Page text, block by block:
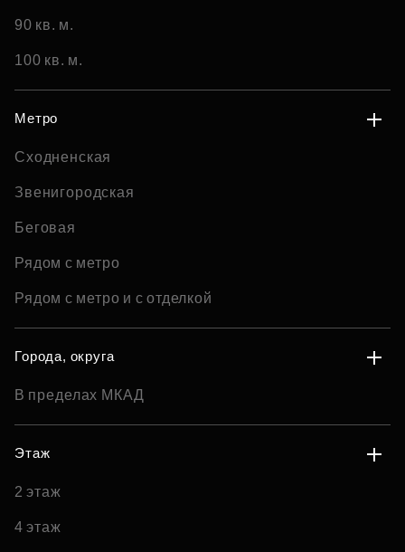
90 кв. м.
100 кв. м.
Метро
Сходненская
Звенигородская
Беговая
Рядом с метро
Рядом с метро и с отделкой
Города, округа
В пределах МКАД
Этаж
2 этаж
4 этаж